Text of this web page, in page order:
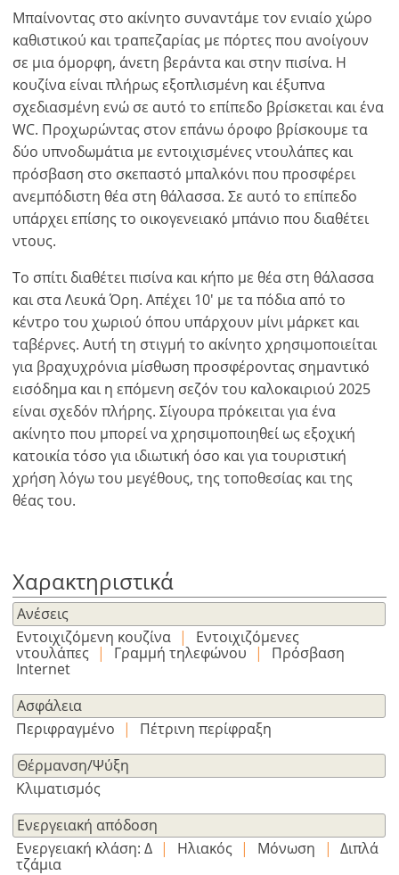
Μπαίνοντας στο ακίνητο συναντάμε τον ενιαίο χώρο
καθιστικού και τραπεζαρίας με πόρτες που ανοίγουν
σε μια όμορφη, άνετη βεράντα και στην πισίνα. Η
κουζίνα είναι πλήρως εξοπλισμένη και έξυπνα
σχεδιασμένη ενώ σε αυτό το επίπεδο βρίσκεται και ένα
WC. Προχωρώντας στον επάνω όροφο βρίσκουμε τα
δύο υπνοδωμάτια με εντοιχισμένες ντουλάπες και
πρόσβαση στο σκεπαστό μπαλκόνι που προσφέρει
ανεμπόδιστη θέα στη θάλασσα. Σε αυτό το επίπεδο
υπάρχει επίσης το οικογενειακό μπάνιο που διαθέτει
ντους.
Το σπίτι διαθέτει πισίνα και κήπο με θέα στη θάλασσα
και στα Λευκά Όρη. Απέχει 10' με τα πόδια από το
κέντρο του χωριού όπου υπάρχουν μίνι μάρκετ και
ταβέρνες. Αυτή τη στιγμή το ακίνητο χρησιμοποιείται
για βραχυχρόνια μίσθωση προσφέροντας σημαντικό
εισόδημα και η επόμενη σεζόν του καλοκαιριού 2025
είναι σχεδόν πλήρης. Σίγουρα πρόκειται για ένα
ακίνητο που μπορεί να χρησιμοποιηθεί ως εξοχική
κατοικία τόσο για ιδιωτική όσο και για τουριστική
χρήση λόγω του μεγέθους, της τοποθεσίας και της
θέας του.
Χαρακτηριστικά
Ανέσεις
Εντοιχιζόμενη κουζίνα |
Εντοιχιζόμενες
ντουλάπες | Γραμμή τηλεφώνου |
Πρόσβαση
Internet
Ασφάλεια
Περιφραγμένο |
Πέτρινη περίφραξη
Θέρμανση/Ψύξη
Κλιματισμός
Ενεργειακή απόδοση
Ενεργειακή κλάση: Δ | Ηλιακός | Μόνωση | Διπλά
τζάμια
USD - $
GBP - £
m/km/m²
ft/mi/ft²
Αποθήκευση
Français
Deutsch
για
χρήση
της
λειτουργίας
Δεν
έχετε
λογαριασμό?
Εγραφείτε
τώρα!
δείτε
όλα
τα
πλεονεκτήματα